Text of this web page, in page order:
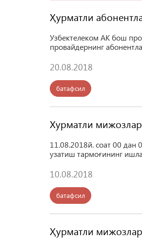
Ҳурматли
Узбектелеком АК бош
провайдернинг
20.08.2018
батафсил
Хурматли мижозлар
11.08.2018й. соат 00 дан
узатиш тармоғининг
10.08.2018
батафсил
Ҳурматли мижозлар